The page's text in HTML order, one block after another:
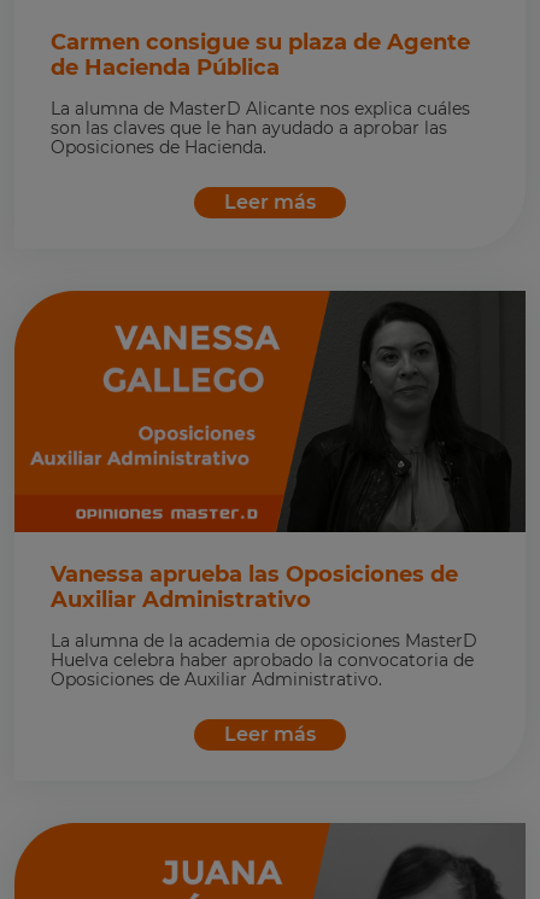
Carmen consigue su plaza de Agente
de Hacienda Pública
La alumna de MasterD Alicante nos explica cuáles
son las claves que le han ayudado a aprobar las
Oposiciones de Hacienda.
Leer más
Vanessa aprueba las Oposiciones de
Auxiliar Administrativo
La alumna de la academia de oposiciones MasterD
Huelva celebra haber aprobado la convocatoria de
Oposiciones de Auxiliar Administrativo.
Leer más